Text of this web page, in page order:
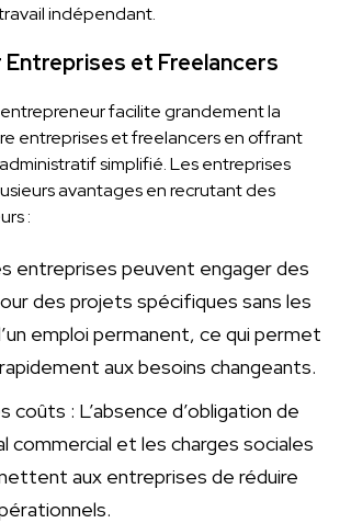
indépendant.
Entreprises et Freelancers
facilite grandement la
entreprises et freelancers en offrant
simplifié. Les entreprises
avantages en recrutant des
:
entreprises peuvent engager des
des projets spécifiques sans les
emploi permanent, ce qui permet
aux besoins changeants.
coûts : L’absence d’obligation de
commercial et les charges sociales
aux entreprises de réduire